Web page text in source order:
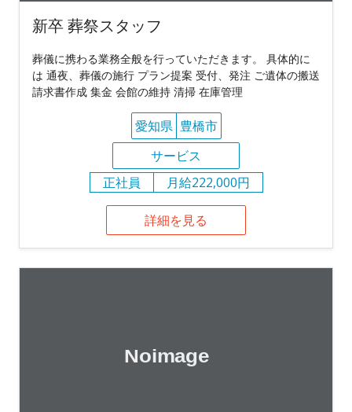
新卒 葬祭スタッフ
葬儀に携わる業務全般を行っていただきます。 具体的に
は 通夜、葬儀の施行 プラン提案 受付、発注 ご遺体の搬送
請求書作成 集金 会館の維持 清掃 在庫管理
愛知県 豊橋市
サービス
正社員
月給222,000円
詳細を見る